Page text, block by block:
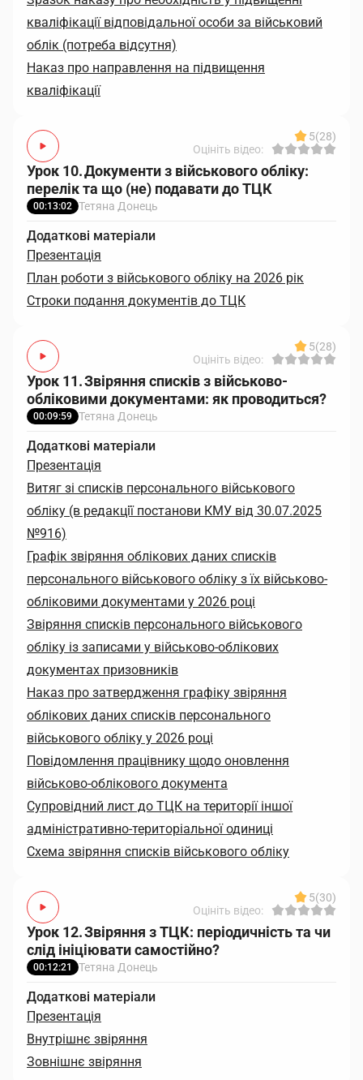
кваліфікації відповідальної особи за військовий
облік (потреба відсутня)
Наказ про направлення на підвищення
кваліфікації
5(28)
Оцініть відео:
Урок 10. Документи з військового обліку:
перелік та що (не) подавати до ТЦК
00:13:02 Тетяна Донець
Додаткові матеріали
Презентація
План роботи з військового обліку на 2026 рік
Строки подання документів до ТЦК
5(28)
Оцініть відео:
Урок 11. Звіряння списків з військово-
обліковими документами: як проводиться?
00:09:59 Тетяна Донець
Додаткові матеріали
Презентація
Витяг зі списків персонального військового
обліку (в редакції̈ постанови КМУ від 30.07.2025
№916)
Графік звіряння облікових даних списків
персонального військового обліку з їх військово-
обліковими документами у 2026 році
Звіряння списків персонального військового
обліку із записами у військово-облікових
документах призовників
Наказ про затвердження графіку звіряння
облікових даних списків персонального
військового обліку у 2026 році
Повідомлення працівнику щодо оновлення
військово-облікового документа
Супровідний лист до ТЦК на території іншої
адміністративно-територіальної одиниці
Схема звіряння списків військового обліку
5(30)
Оцініть відео:
Урок 12. Звіряння з ТЦК: періодичність та чи
слід ініціювати самостійно?
00:12:21 Тетяна Донець
Додаткові матеріали
Презентація
Внутрішнє звіряння
Зовнішнє звіряння